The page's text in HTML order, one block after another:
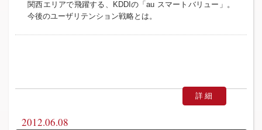
関西エリアで飛躍する、KDDIの「au スマートバリュー」。
今後のユーザリテンション戦略とは。
詳細
2012.06.08